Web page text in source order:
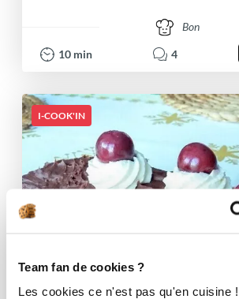
Team fan de cookies ?
Les cookies ce n'est pas qu'en cuisine
Bon
10 min 4
I-COOK'IN